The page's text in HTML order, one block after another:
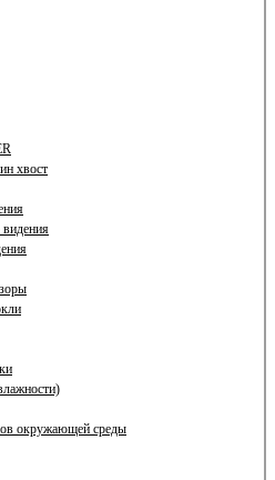
хвост
окружающей среды